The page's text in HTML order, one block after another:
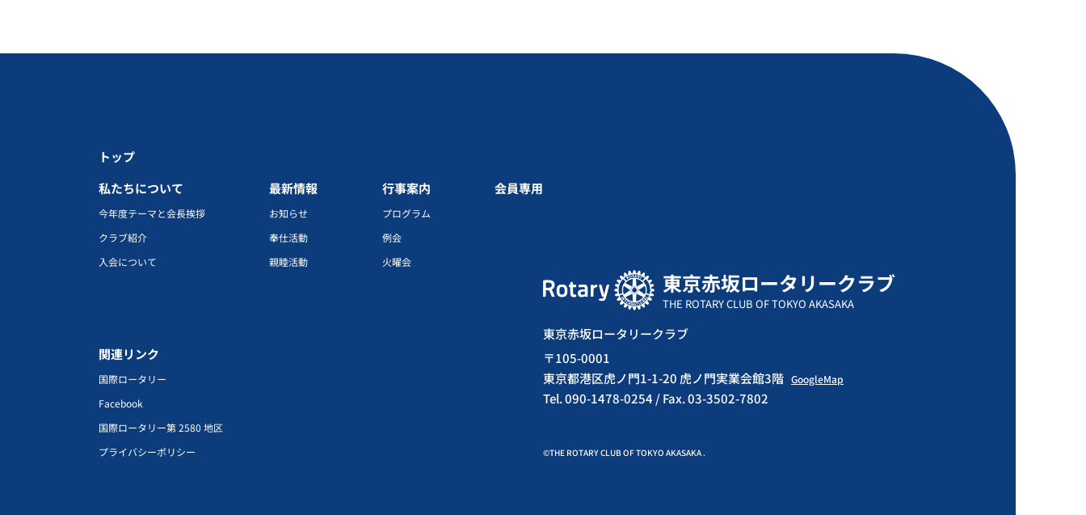
トップ
私たちについて
今年度テーマと会長挨拶
クラブ紹介
入会について
最新情報
お知らせ
奉仕活動
親睦活動
行事案内
プログラム
例会
火曜会
会員専用
関連リンク
国際ロータリー
Facebook
国際ロータリー第 2580 地区
プライバシーポリシー
東京赤坂ロータリークラブ
THE ROTARY CLUB OF TOKYO AKASAKA
東京赤坂ロータリークラブ
〒105-0001
東京都港区虎ノ門1-1-20 虎ノ門実業会館3階 GoogleMap
Tel. 090-1478-0254 / Fax. 03-3502-7802
©THE ROTARY CLUB OF TOKYO AKASAKA .